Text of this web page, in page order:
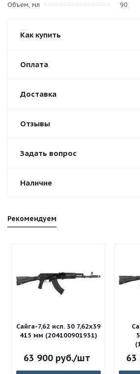
Объем, мл
90
Как купить
Оплата
Доставка
Отзывы
Задать вопрос
Наличие
Рекомендуем
Сайга-7,62 исп. 30 7,62x39
415 мм (204100901931)
63 900руб./шт 63